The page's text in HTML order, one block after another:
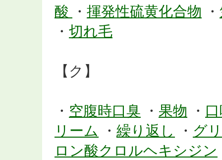
酸
・ 揮発性硫黄化合物 ・
・ 切れ毛
【ク】
・ 空腹時口臭 ・ 果物 ・
リーム
・ 繰り返し ・ グ
ロン酸クロルヘキシジン